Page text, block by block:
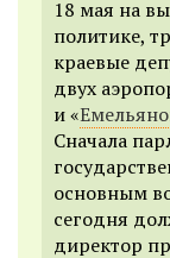
18 мая на
политике,
краевые
двух
и «
Сначала
основным
сегодня
директор